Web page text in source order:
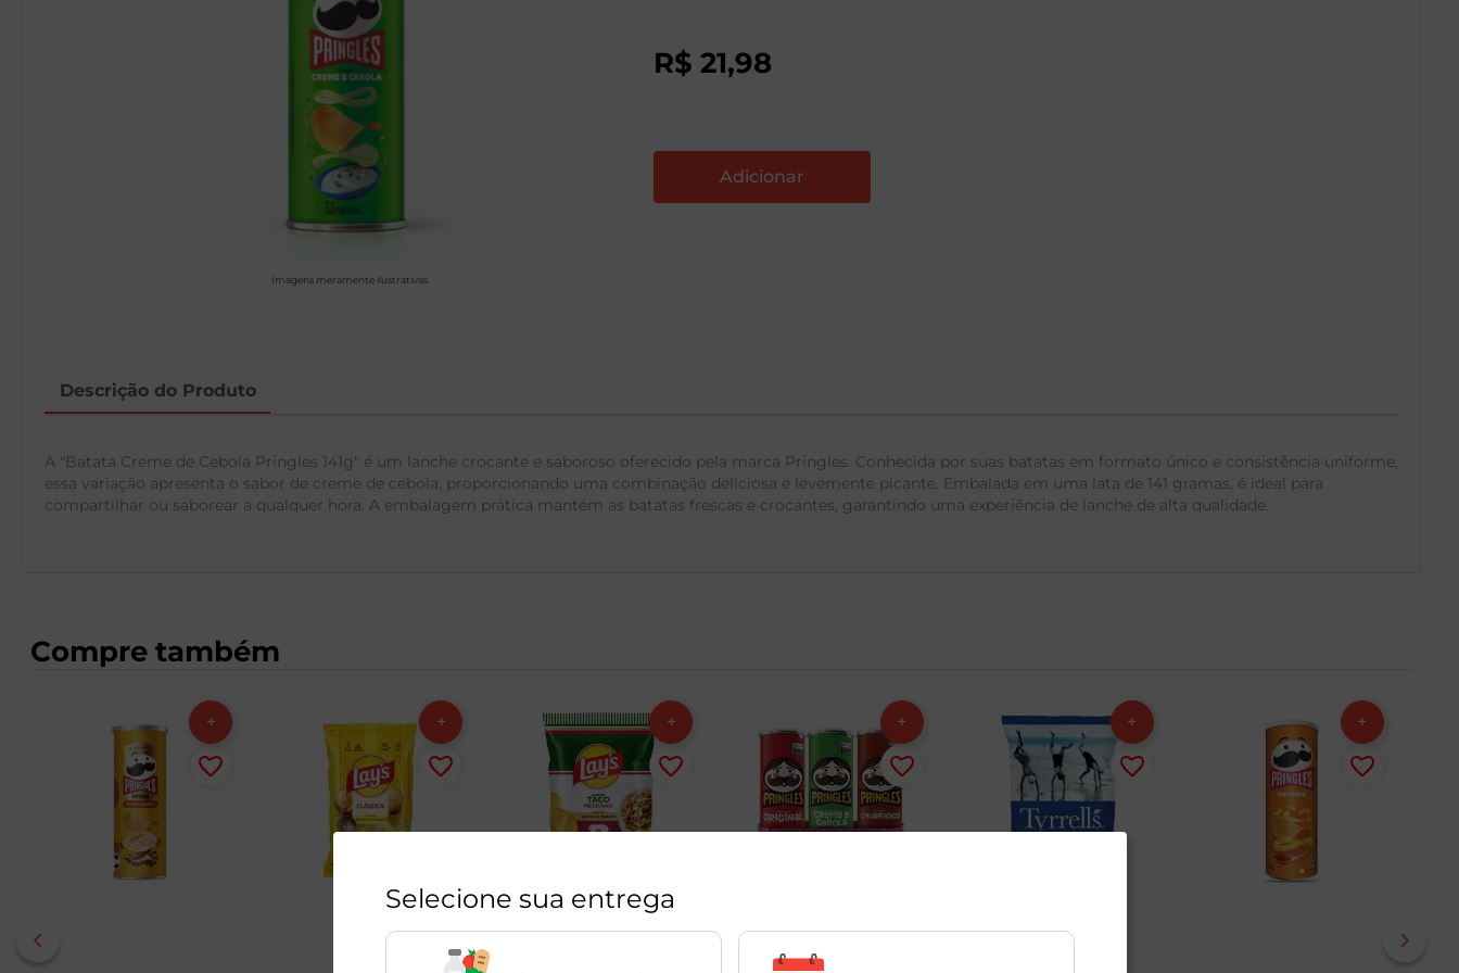
Imagens meramente ilustrativas
R$ 21,98
Descrição do Produto
A "Batata Creme de Cebola Pringles 141g" é um lanche crocante e saboroso oferecido pela marca Pringles. Conhecida por suas batatas em formato único e consistência uniforme,
essa variação apresenta o sabor de creme de cebola, proporcionando uma combinação deliciosa e levemente picante. Embalada em uma lata de 141 gramas, é ideal para
compartilhar ou saborear a qualquer hora. A embalagem prática mantém as batatas frescas e crocantes, garantindo uma experiência de lanche de alta qualidade.
Compre também
Selecione sua entrega